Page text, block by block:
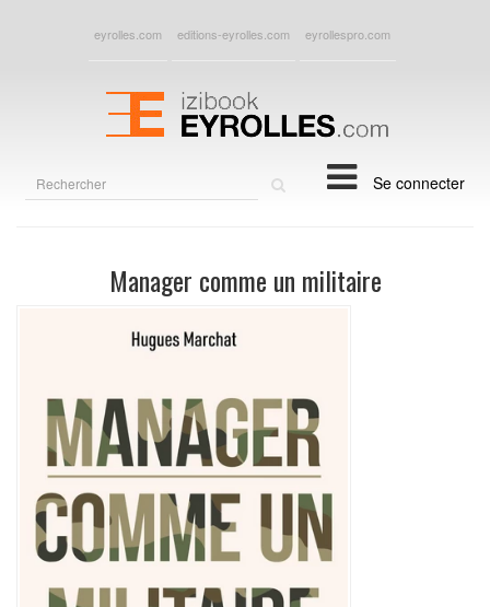
eyrolles.com editions-eyrolles.com eyrollespro.com
Se connecter
Manager comme un militaire